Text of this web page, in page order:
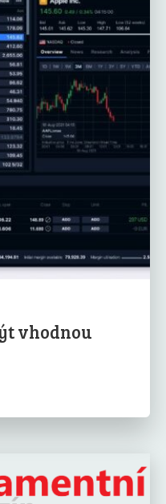
vhodnou